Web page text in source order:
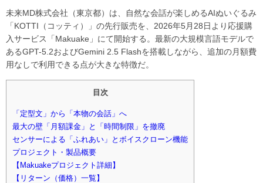
未来MD株式会社（東京都）は、自然な会話が楽しめるAIぬいぐるみ
「KOTTI（コッティ）」の先行販売を、2026年5月28日より応援購
入サービス「Makuake」にて開始する。最新の大規模言語モデルで
あるGPT-5.2およびGemini 2.5 Flashを搭載しながら、追加の月額費
用なしで利用できる点が大きな特徴だ。
目次
「定型文」から「本物の会話」へ
最大の壁「月額課金」と「時間制限」を撤廃
センサーによる「ふれあい」とボイスクローン機能
プロジェクト・製品概要
【Makuakeプロジェクト詳細】
【リターン（価格）一覧】